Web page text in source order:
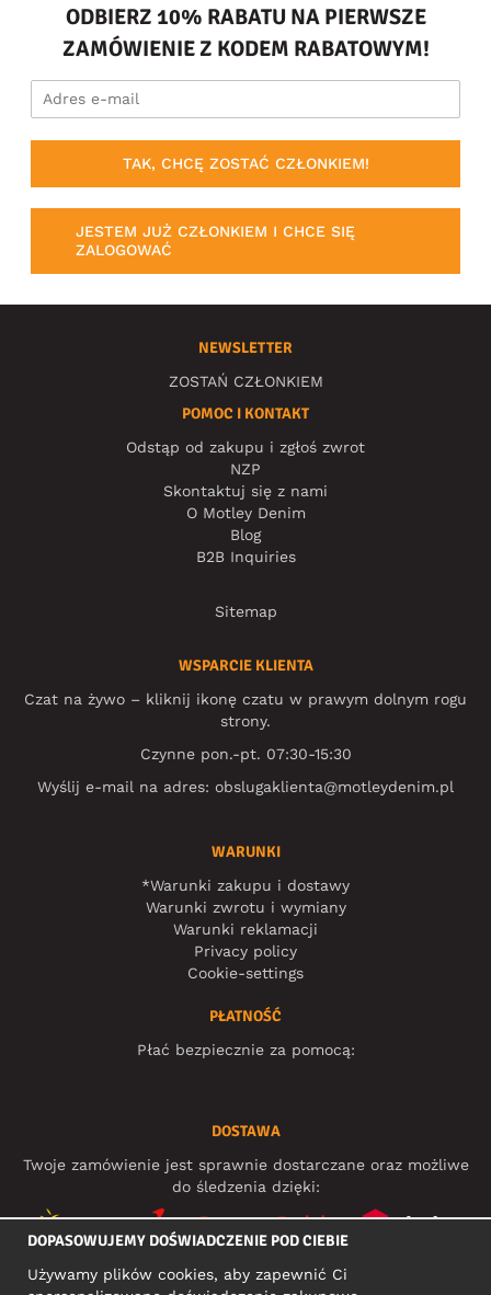
ODBIERZ 10% RABATU NA PIERWSZE
ZAMÓWIENIE Z KODEM RABATOWYM!
TAK, CHCĘ ZOSTAĆ CZŁONKIEM!
JESTEM JUŻ CZŁONKIEM I CHCE SIĘ
ZALOGOWAĆ
NEWSLETTER
ZOSTAŃ CZŁONKIEM
POMOC I KONTAKT
Odstąp od zakupu i zgłoś zwrot
NZP
Skontaktuj się z nami
O Motley Denim
Blog
B2B Inquiries
Sitemap
WSPARCIE KLIENTA
Czat na żywo – kliknij ikonę czatu w prawym dolnym rogu
strony.
Czynne pon.-pt. 07:30-15:30
Wyślij e-mail na adres: obslugaklienta@motleydenim.pl
WARUNKI
*Warunki zakupu i dostawy
Warunki zwrotu i wymiany
Warunki reklamacji
Privacy policy
Cookie-settings
PŁATNOŚĆ
Płać bezpiecznie za pomocą:
DOSTAWA
Twoje zamówienie jest sprawnie dostarczane oraz możliwe
do śledzenia dzięki:
MEDIA SPOŁECZNOŚCIOWE
DOPASOWUJEMY DOŚWIADCZENIE POD CIEBIE
Używamy plików cookies, aby zapewnić Ci